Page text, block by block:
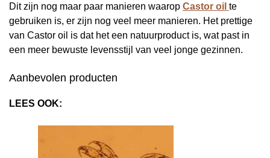
Dit zijn nog maar paar manieren waarop Castor oil te
gebruiken is, er zijn nog veel meer manieren. Het prettige
van Castor oil is dat het een natuurproduct is, wat past in
een meer bewuste levensstijl van veel jonge gezinnen.
Aanbevolen producten
LEES OOK: